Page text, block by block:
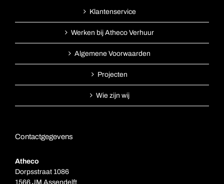
Klantenservice
Werken bij Atheco Verhuur
Algemene Voorwaarden
Projecten
Wie zijn wij
Contactgegevens
Atheco
Dorpsstraat 1086
1566 JM Assendelft